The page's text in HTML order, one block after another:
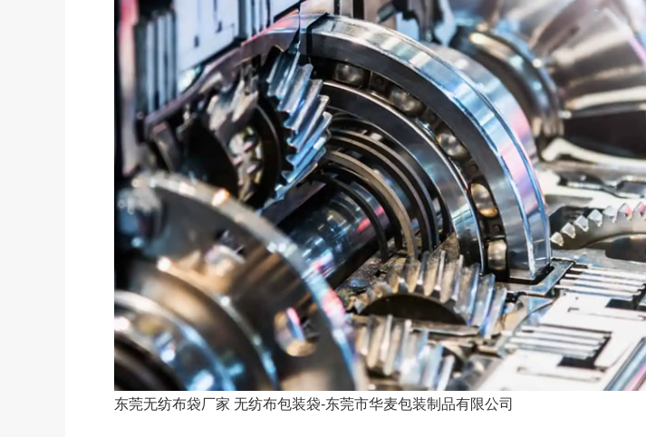
东莞无纺布袋厂家 无纺布包装袋-东莞市华麦包装制品有限公司